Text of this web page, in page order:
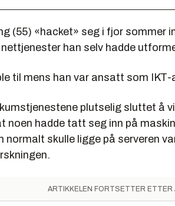
(55) «hacket» seg i fjor sommer
han selv hadde
til mens han var ansatt som IKT-
plutselig sluttet å
noen hadde tatt seg inn på
normalt skulle ligge på serveren
ARTIKKELEN FORTSETTER ETTER